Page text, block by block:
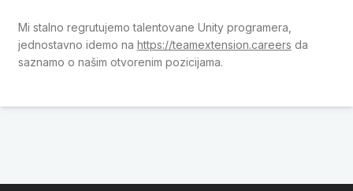
Mi stalno regrutujemo talentovane Unity programera,
jednostavno idemo na https://teamextension.careers da
saznamo o našim otvorenim pozicijama.